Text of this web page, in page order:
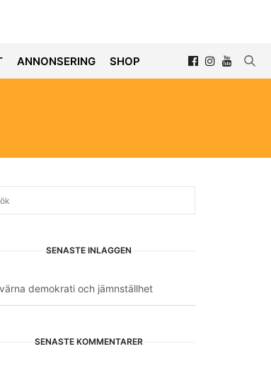
ANNONSERING SHOP
SENASTE INLÄGGEN
demokrati och jämnställhet
SENASTE KOMMENTARER